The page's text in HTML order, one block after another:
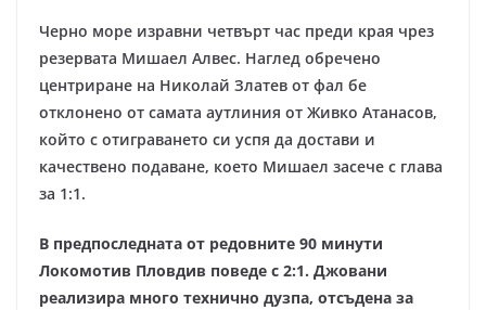
Черно море изравни четвърт час преди края чрез
резервата Мишаел Алвес. Наглед обречено
центриране на Николай Златев от фал бе
отклонено от самата аутлиния от Живко Атанасов,
който с отиграването си успя да достави и
качествено подаване, което Мишаел засече с глава
за 1:1.
В предпоследната от редовните 90 минути
Локомотив Пловдив поведе с 2:1. Джовани
реализира много технично дузпа, отсъдена за